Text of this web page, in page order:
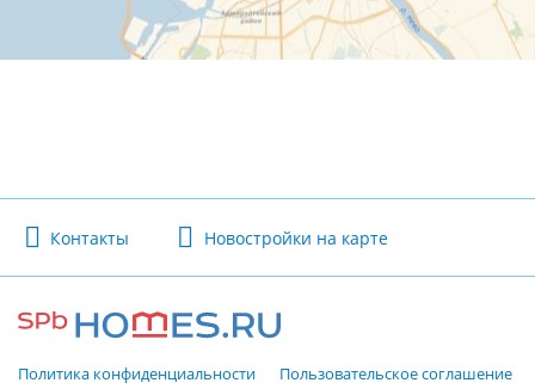
Контакты Новостройки на карте
Политика конфиденциальности Пользовательское соглашение